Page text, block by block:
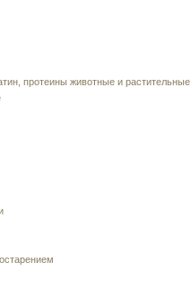
протеины животные и растительные